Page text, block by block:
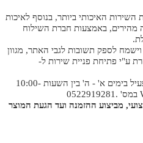
האיכותי ביותר, בנוסף לאיכות
מהירים, באמצעות חברת השילוח
לספק תשובות לגבי האתר, מגוון
ע"י פתיחת פניית שירות ל-
מוקד השירות למענה טלפוני אנושי פעיל בימים א' - ה' בין השעות 10:00-
מביצוע ההזמנה ועד הגעת המוצר